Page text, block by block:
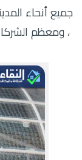
جميع أنحاء
، ومعظم